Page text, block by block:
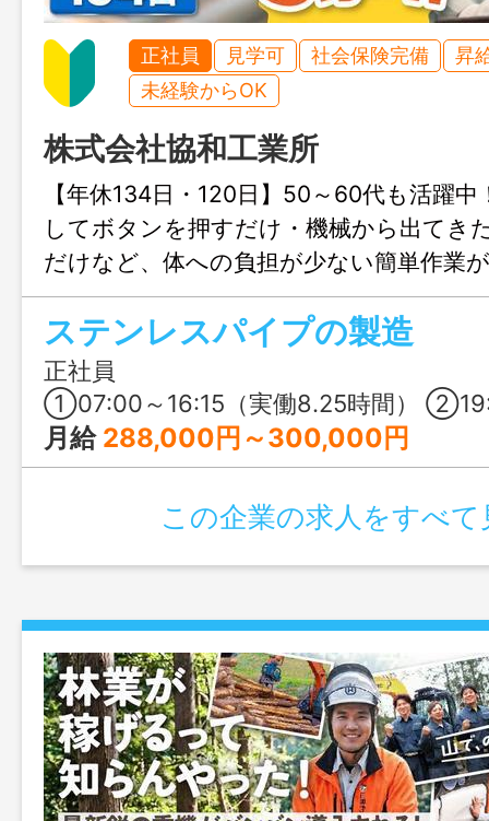
正社員 見学可 社会保険完備
昇
未経験からOK
株式会社協和工業所
【年休134日・120日】50～60代も活躍
してボタンを押すだけ・機械から出てき
だけなど、体への負担が少ない簡単作業
職場見学も可能なため、未経験で工場勤
らないという方も、安心してご応募いた
に、入社祝い金5万円進呈！
ステンレスパイプの製造
正社員
①07:00～16:15（実働8.25時間） ②19:00～04:15（実働8.25時間）
月給 288,000円～300,000円
この企業の求人をすべて